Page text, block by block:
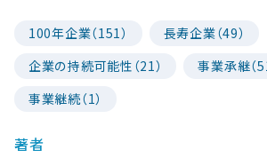
100年企業（151）
長寿企業（49）
企業の持続可能性（21）
事業承継（
事業継続（1）
著者